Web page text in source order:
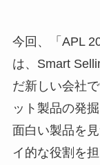
今回、「APL
は、Smart
だ新しい会社
ット製品の発
面白い製品を
イ的な役割を